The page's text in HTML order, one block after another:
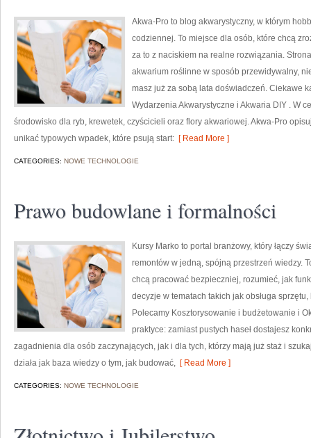
Akwa-Pro to blog akwarystyczny, w którym
codziennej. To miejsce dla osób, które chcą
za to z naciskiem na realne rozwiązania.
akwarium roślinne w sposób przewidywalny,
masz już za sobą lata doświadczeń. Ciekawe
Wydarzenia Akwarystyczne i Akwaria DIY . W
środowisko dla ryb, krewetek, czyścicieli oraz flory akwariowej. Akwa-Pro
unikać typowych wpadek, które psują start: [ Read More ]
CATEGORIES: NOWE TECHNOLOGIE
Prawo budowlane i formalności
Kursy Marko to portal branżowy, który łączy
remontów w jedną, spójną przestrzeń wiedzy.
chcą pracować bezpieczniej, rozumieć, jak
decyzje w tematach takich jak obsługa
Polecamy Kosztorysowanie i budżetowanie i
praktyce: zamiast pustych haseł dostajesz
zagadnienia dla osób zaczynających, jak i dla tych, którzy mają już staż i
działa jak baza wiedzy o tym, jak budować, [ Read More ]
CATEGORIES: NOWE TECHNOLOGIE